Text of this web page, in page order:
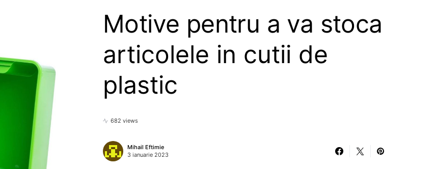
Motive pentru a va stoca
articolele in cutii de
plastic
682 views
Mihail Eftimie
3 ianuarie 2023